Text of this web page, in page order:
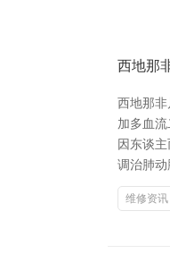
西地那
西地那
加多血
因东谈
调治肺
维修资讯